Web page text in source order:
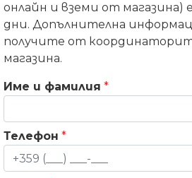
онлайн и вземи от магазина)
дни. Допълнителна
получите от
магазина.
Име и фамилия *
Телефон *